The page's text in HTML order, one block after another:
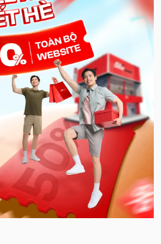
Gửi thông tin